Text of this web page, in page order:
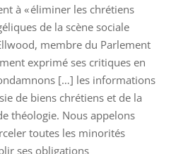
à « éliminer les chrétiens
de la scène sociale
membre du Parlement
exprimé ses critiques en
[…] les informations
de biens chrétiens et de la
théologie. Nous appelons
toutes les minorités
ses obligations